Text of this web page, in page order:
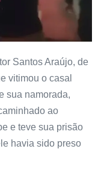
Santos Araújo, de
vitimou o casal
sua namorada,
ao
e teve sua prisão
havia sido preso